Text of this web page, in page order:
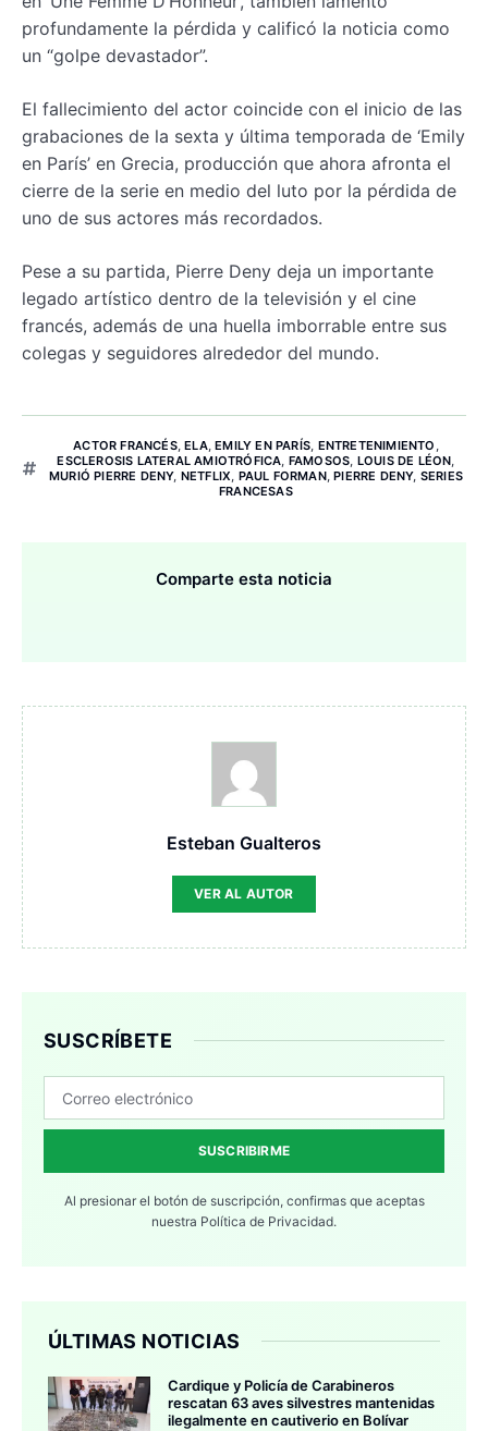
profundamente la pérdida y calificó la noticia como
un “golpe devastador”.
El fallecimiento del actor coincide con el inicio de las
grabaciones de la sexta y última temporada de ‘Emily
en París’ en Grecia, producción que ahora afronta el
cierre de la serie en medio del luto por la pérdida de
uno de sus actores más recordados.
Pese a su partida, Pierre Deny deja un importante
legado artístico dentro de la televisión y el cine
francés, además de una huella imborrable entre sus
colegas y seguidores alrededor del mundo.
ACTOR FRANCÉS,ELA,EMILY EN PARÍS, ENTRETENIMIENTO ,
ESCLEROSIS LATERAL AMIOTRÓFICA, FAMOSOS, LOUIS DE LÉON,
MURIÓ PIERRE DENY, NETFLIX, PAUL FORMAN,PIERRE DENY, SERIES
FRANCESAS
Comparte esta noticia
Esteban Gualteros
VER AL AUTOR
SUSCRÍBETE
SUSCRIBIRME
Al presionar el botón de suscripción, confirmas que aceptas
nuestra Política de Privacidad.
ÚLTIMAS NOTICIAS
Cardique y Policía de Carabineros
rescatan 63 aves silvestres mantenidas
ilegalmente en cautiverio en Bolívar